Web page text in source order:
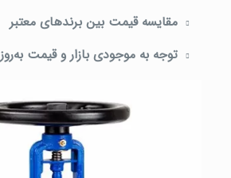
مقایسه قیمت بین برندهای معتبر
توجه به موجودی بازار و قیمت به‌روز